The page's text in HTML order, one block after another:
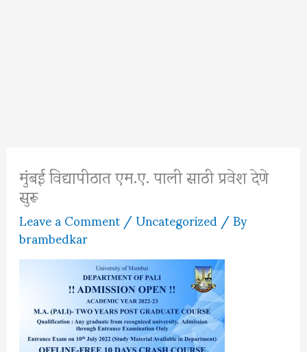
मुंबई विद्यापीठात एम.ए. पाली साठी प्रवेश देणे
सुरू
Leave a Comment/Uncategorized/ By
brambedkar